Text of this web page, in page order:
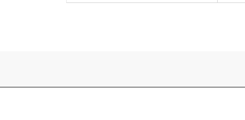
[DOUBLE FEATURES] [1996년 한국BMG 국내제작반]